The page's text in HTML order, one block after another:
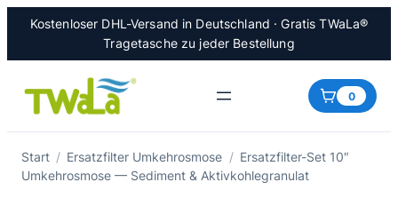
Zum
springen
Kostenloser DHL-Versand in Deutschland · Gratis TWaLa®
Tragetasche zu jeder Bestellung
0
Start / Ersatzfilter Umkehrosmose / Ersatzfilter-Set 10″
Umkehrosmose — Sediment & Aktivkohlegranulat